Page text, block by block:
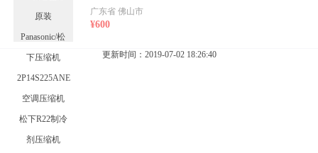
广东省 佛山市
¥600
更新时间：2019-07-02 18:26:40